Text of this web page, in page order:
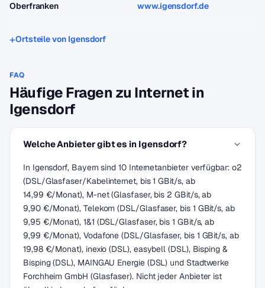
Oberfranken www.igensdorf.de
Ortsteile von Igensdorf
FAQ
Häufige Fragen zu Internet in
Igensdorf
Welche Anbieter gibt es in Igensdorf?
In Igensdorf, Bayern sind 10 Internetanbieter verfügbar: o2
(DSL/Glasfaser/Kabelinternet, bis 1 GBit/s, ab
14,99 €/Monat), M-net (Glasfaser, bis 2 GBit/s, ab
9,90 €/Monat), Telekom (DSL/Glasfaser, bis 1 GBit/s, ab
9,95 €/Monat), 1&1 (DSL/Glasfaser, bis 1 GBit/s, ab
9,99 €/Monat), Vodafone (DSL/Glasfaser, bis 1 GBit/s, ab
19,98 €/Monat), inexio (DSL), easybell (DSL), Bisping &
Bisping (DSL), MAINGAU Energie (DSL) und Stadtwerke
Forchheim GmbH (Glasfaser). Nicht jeder Anbieter ist